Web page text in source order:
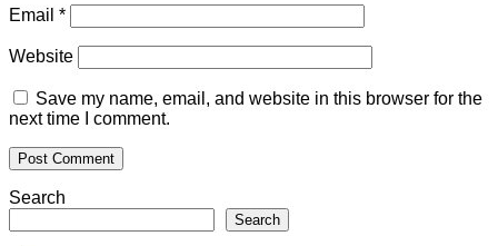
Email *
Website
Save my name, email, and website in this browser for the
next time I comment.
Search
Search